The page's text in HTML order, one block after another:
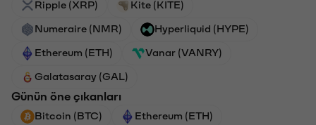
Ripple (XRP) Kite (KITE)
Numeraire (NMR) Hyperliquid (HYPE)
Ethereum (ETH) Vanar (VANRY)
Galatasaray (GAL)
Günün öne çıkanları
Bitcoin (BTC) Ethereum (ETH)